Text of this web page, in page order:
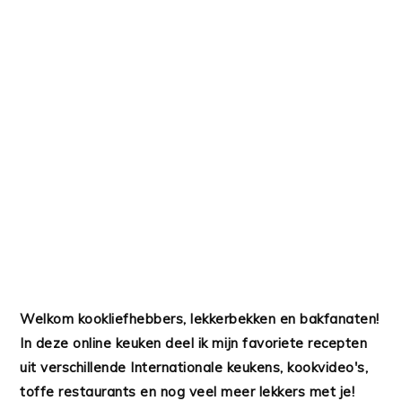
Welkom kookliefhebbers, lekkerbekken en bakfanaten!
In deze online keuken deel ik mijn favoriete recepten
uit verschillende Internationale keukens, kookvideo's,
toffe restaurants en nog veel meer lekkers met je!